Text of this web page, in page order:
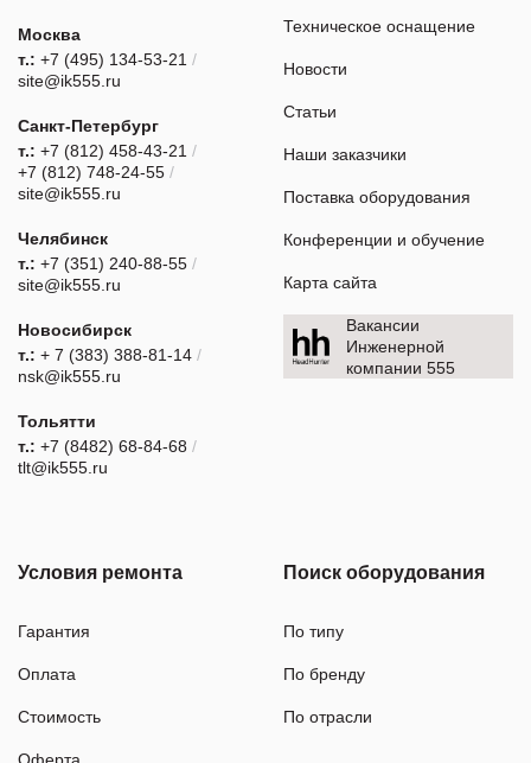
Москва
т.: +7 (495) 134-53-21 /
site@ik555.ru
Санкт-Петербург
т.: +7 (812) 458-43-21 /
+7 (812) 748-24-55 /
site@ik555.ru
Челябинск
т.: +7 (351) 240-88-55 /
site@ik555.ru
Новосибирск
т.: + 7 (383) 388-81-14 /
nsk@ik555.ru
Тольятти
т.: +7 (8482) 68-84-68 /
tlt@ik555.ru
Техническое оснащение
Новости
Статьи
Наши заказчики
Поставка оборудования
Конференции и обучение
Карта сайта
Вакансии
Инженерной
компании 555
Условия ремонта
Гарантия
Оплата
Стоимость
Оферта
Поиск оборудования
По типу
По бренду
По отрасли